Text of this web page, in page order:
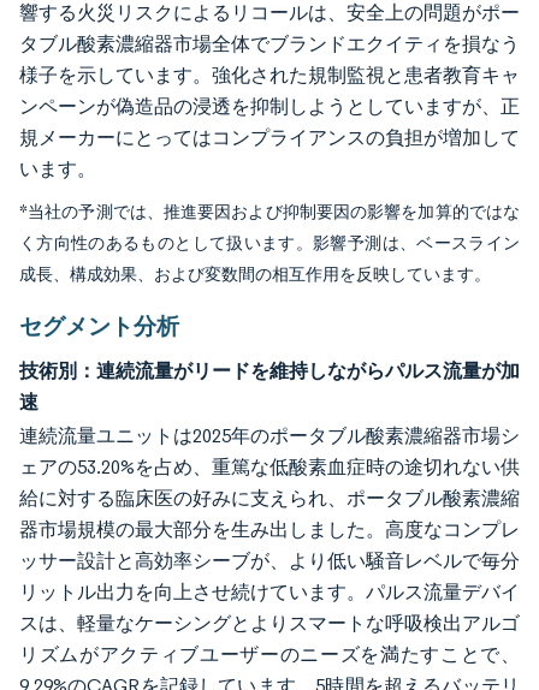
響する火災リスクによるリコールは、安全上の問題がポー
タブル酸素濃縮器市場全体でブランドエクイティを損なう
様子を示しています。強化された規制監視と患者教育キャ
ンペーンが偽造品の浸透を抑制しようとしていますが、正
規メーカーにとってはコンプライアンスの負担が増加して
います。
*当社の予測では、推進要因および抑制要因の影響を加算的ではな
く方向性のあるものとして扱います。影響予測は、ベースライン
成長、構成効果、および変数間の相互作用を反映しています。
セグメント分析
技術別：連続流量がリードを維持しながらパルス流量が加
速
連続流量ユニットは2025年のポータブル酸素濃縮器市場シ
ェアの53.20%を占め、重篤な低酸素血症時の途切れない供
給に対する臨床医の好みに支えられ、ポータブル酸素濃縮
器市場規模の最大部分を生み出しました。高度なコンプレ
ッサー設計と高効率シーブが、より低い騒音レベルで毎分
リットル出力を向上させ続けています。パルス流量デバイ
スは、軽量なケーシングとよりスマートな呼吸検出アルゴ
リズムがアクティブユーザーのニーズを満たすことで、